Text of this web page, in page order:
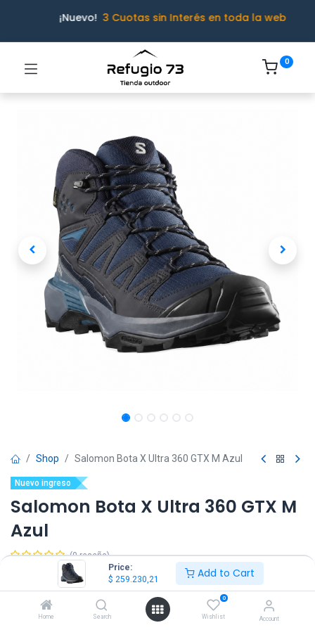
Price:
$ 259.230,21 Add to Cart
Home Search
0
Wishlist Account
¡Nuevo! 3 Cuotas sin Interés en toda la web
0
Shop Salomon Bota X Ultra 360 GTX M Azul
Nuevo ingreso
Salomon Bota X Ultra 360 GTX M
Azul
(0 reseña)
259.230,21 IVA Incluido